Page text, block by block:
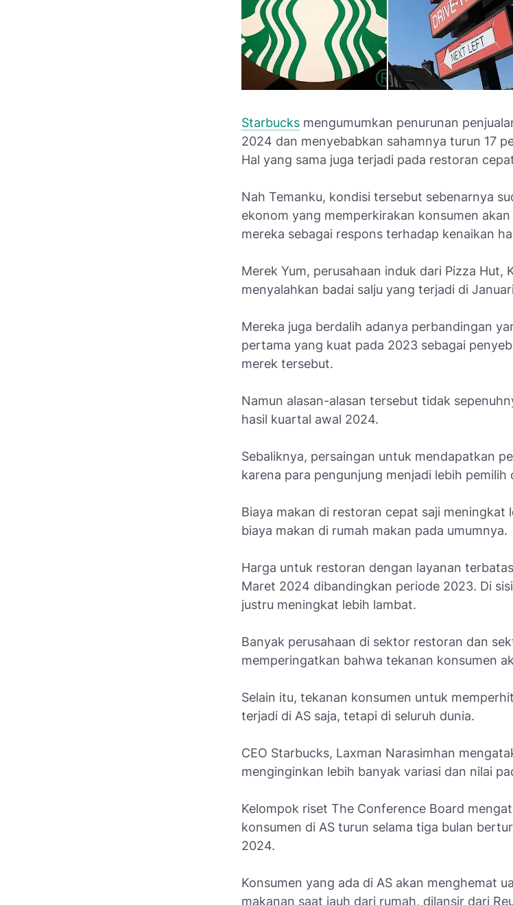
Starbucks mengumumkan penurunan
2024 dan menyebabkan sahamnya turun 17
Hal yang sama juga terjadi pada restoran
Nah Temanku, kondisi tersebut sebenarnya
ekonom yang memperkirakan konsumen
mereka sebagai respons terhadap kenaikan
Merek Yum, perusahaan induk dari Pizza Hut,
menyalahkan badai salju yang terjadi di
Mereka juga berdalih adanya perbandingan
pertama yang kuat pada 2023 sebagai
merek tersebut.
Namun alasan-alasan tersebut tidak
hasil kuartal awal 2024.
Sebaliknya, persaingan untuk mendapatkan
karena para pengunjung menjadi lebih
Biaya makan di restoran cepat saji meningkat
biaya makan di rumah makan pada umumnya.
Harga untuk restoran dengan layanan
Maret 2024 dibandingkan periode 2023. Di
justru meningkat lebih lambat.
Banyak perusahaan di sektor restoran dan
memperingatkan bahwa tekanan konsumen
Selain itu, tekanan konsumen untuk
terjadi di AS saja, tetapi di seluruh dunia.
CEO Starbucks, Laxman Narasimhan
menginginkan lebih banyak variasi dan nilai
Kelompok riset The Conference Board
konsumen di AS turun selama tiga bulan
2024.
Konsumen yang ada di AS akan menghemat
makanan saat jauh dari rumah, dilansir dari